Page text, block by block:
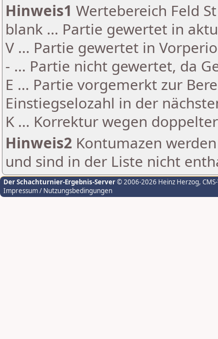
Hinweis1 Wertebereich Feld
blank ... Partie gewertet in
V ... Partie gewertet in
- ... Partie nicht gewertet, da
E ... Partie vorgemerkt zur
Einstiegselozahl in der
K ... Korrektur wegen
Hinweis2 Kontumazen
und sind in der Liste nicht
Der Schachturnier-Ergebnis-Server© 2006-2026 Heinz Herzog,
Impressum / Nutzungsbedingungen